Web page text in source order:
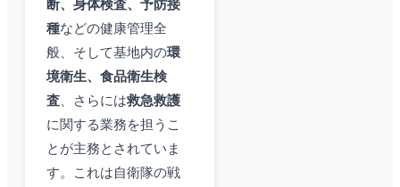
断、身体検査、予防接
種などの健康管理全
般、そして基地内の環
境衛生、食品衛生検
査 、さらには救急救護
に関する業務を担うこ
とが主務とされていま
す。これは自衛隊の戦